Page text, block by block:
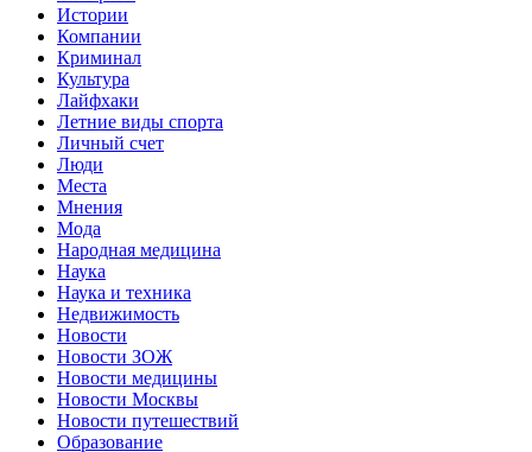
Истории
Компании
Криминал
Культура
Лайфхаки
Летние виды спорта
Личный счет
Люди
Места
Мнения
Мода
Народная медицина
Наука
Наука и техника
Недвижимость
Новости
Новости ЗОЖ
Новости медицины
Новости Москвы
Новости путешествий
Образование